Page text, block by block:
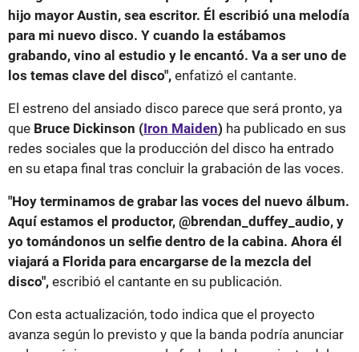
hijo mayor Austin, sea escritor. Él escribió una melodía
para mi nuevo disco. Y cuando la estábamos
grabando, vino al estudio y le encantó. Va a ser uno de
los temas clave del disco", enfatizó el cantante.
El estreno del ansiado disco parece que será pronto, ya
que Bruce Dickinson (Iron Maiden) ha publicado en sus
redes sociales que la producción del disco ha entrado
en su etapa final tras concluir la grabación de las voces.
"Hoy terminamos de grabar las voces del nuevo álbum.
Aquí estamos el productor, @brendan_duffey_audio, y
yo tomándonos un selfie dentro de la cabina. Ahora él
viajará a Florida para encargarse de la mezcla del
disco", escribió el cantante en su publicación.
Con esta actualización, todo indica que el proyecto
avanza según lo previsto y que la banda podría anunciar